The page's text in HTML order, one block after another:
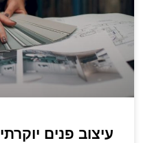
עיצוב פנים יוקרתי